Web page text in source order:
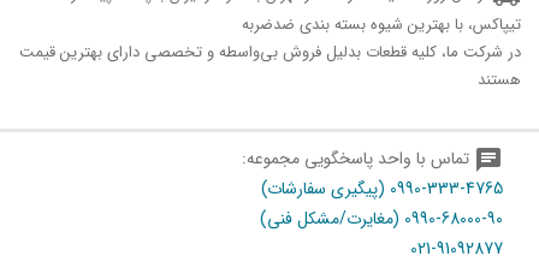
تیپاکس، با بهترین شیوه بسته بندی ضدضربه
در شرکت ما، کلیه قطعات بدلیل فروش بی‌واسطه و تخصصی دارای بهترین قیمت
هستند
chat تماس با واحد پاسخگویی مجموعه:
0990-333-4765 (پیگیری سفارشات)
0990-68000-90 (مغایرت/مشکل فنی)
021-91092877